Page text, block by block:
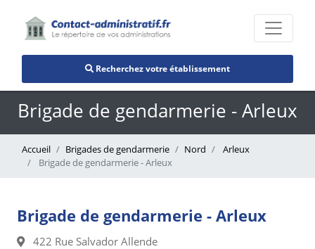
Recherchez votre établissement
Brigade de gendarmerie - Arleux
Accueil Brigades de gendarmerie Nord
Arleux
Brigade de gendarmerie - Arleux
Brigade de gendarmerie - Arleux
422 Rue Salvador Allende